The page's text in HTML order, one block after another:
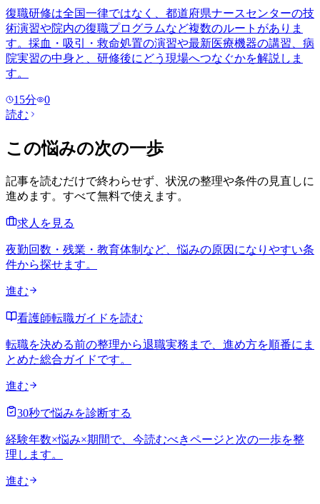
復職研修は全国一律ではなく、都道府県ナースセンターの技
術演習や院内の復職プログラムなど複数のルートがありま
す。採血・吸引・救命処置の演習や最新医療機器の講習、病
院実習の中身と、研修後にどう現場へつなぐかを解説しま
す。
15分
0
読む
この悩みの次の一歩
記事を読むだけで終わらせず、状況の整理や条件の見直しに
進めます。すべて無料で使えます。
求人を見る
夜勤回数・残業・教育体制など、悩みの原因になりやすい条
件から探せます。
進む
看護師転職ガイドを読む
転職を決める前の整理から退職実務まで、進め方を順番にま
とめた総合ガイドです。
進む
30秒で悩みを診断する
経験年数×悩み×期間で、今読むべきページと次の一歩を整
理します。
進む